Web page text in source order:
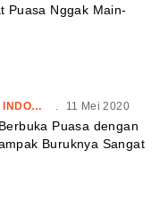
Puasa Nggak Main-
INSPIRASI INDONESIA . 11 Mei 2020
Puasa dengan
Buruknya Sangat